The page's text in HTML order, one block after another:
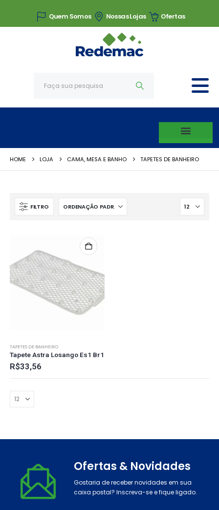
Quem Somos Nossas Lojas Ofertas
HOME LOJA CAMA, MESA E BANHO TAPETES DE BANHEIRO
FILTRO
TAPETES DE BANHEIRO
Tapete Astra Losango Es1 Br1
R$33,56
Ofertas & Novidades
Gostaria de receber novidades em sua
caixa postal? Inscreva-se e fique ligado.